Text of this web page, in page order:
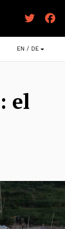
EN / DE
el